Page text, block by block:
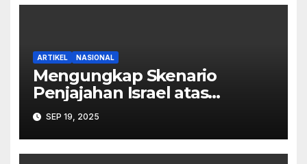
ARTIKEL NASIONAL
Mengungkap Skenario
Penjajahan Israel atas
Palestina dalam Buku Ilan
Pappé
SEP 19, 2025